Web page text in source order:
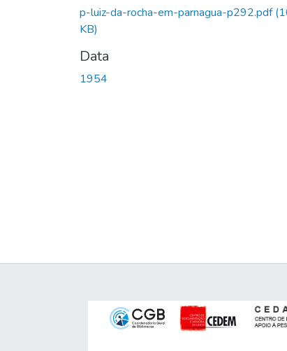
p-luiz-da-rocha-em-parnagua-p292.pdf
KB)
Data
1954